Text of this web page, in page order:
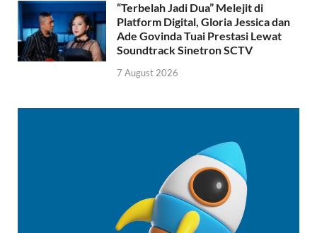
“Terbelah Jadi Dua” Melejit di
Platform Digital, Gloria Jessica dan
Ade Govinda Tuai Prestasi Lewat
Soundtrack Sinetron SCTV
7 August 2026